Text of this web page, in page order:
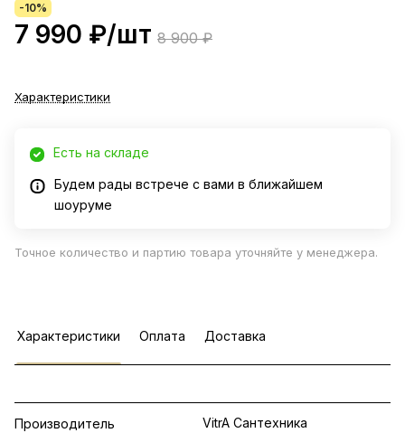
-10%
7 990 ₽/шт 8 900 ₽
Характеристики
Есть на складе
Будем рады встрече с вами в ближайшем
шоуруме
Точное количество и партию товара уточняйте у менеджера.
Характеристики Оплата Доставка
Производитель VitrA Сантехника